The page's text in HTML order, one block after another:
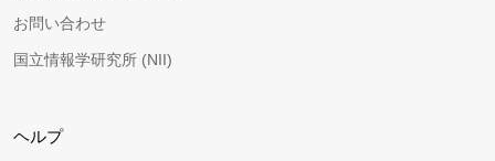
お問い合わせ
国立情報学研究所 (NII)
ヘルプ